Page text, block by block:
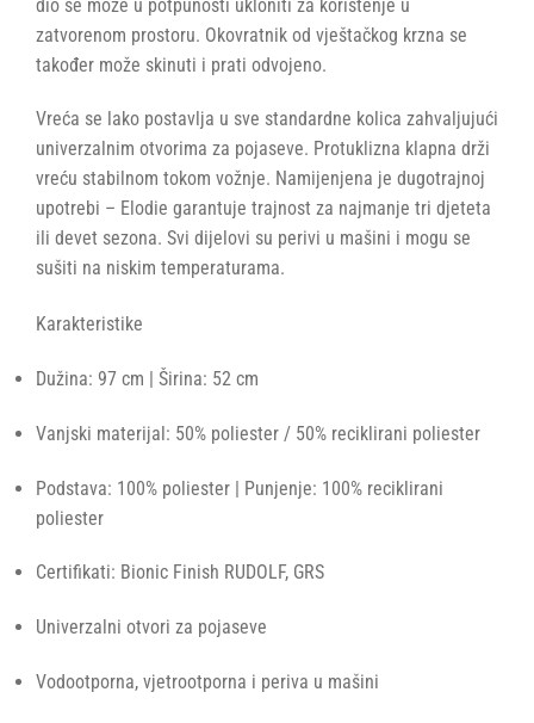
dio se može u potpunosti ukloniti za korištenje u
zatvorenom prostoru. Okovratnik od vještačkog krzna se
također može skinuti i prati odvojeno.
Vreća se lako postavlja u sve standardne kolica zahvaljujući
univerzalnim otvorima za pojaseve. Protuklizna klapna drži
vreću stabilnom tokom vožnje. Namijenjena je dugotrajnoj
upotrebi – Elodie garantuje trajnost za najmanje tri djeteta
ili devet sezona. Svi dijelovi su perivi u mašini i mogu se
sušiti na niskim temperaturama.
Karakteristike
Dužina: 97 cm | Širina: 52 cm
Vanjski materijal: 50% poliester / 50% reciklirani poliester
Podstava: 100% poliester | Punjenje: 100% reciklirani
poliester
Certifikati: Bionic Finish RUDOLF, GRS
Univerzalni otvori za pojaseve
Vodootporna, vjetrootporna i periva u mašini